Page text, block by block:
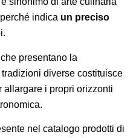
indica un preciso
presentano la
diverse costituisce
allargare i propri orizzonti
nel catalogo prodotti di